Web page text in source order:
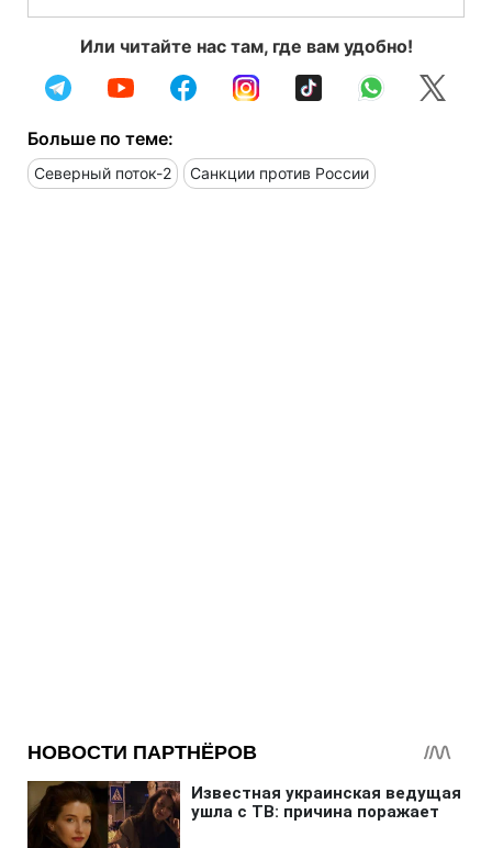
Или читайте нас там, где вам удобно!
Больше по теме:
Северный поток-2 Санкции против России